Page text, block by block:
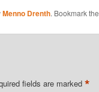
Menno Drenth. Bookmark the
fields are marked *